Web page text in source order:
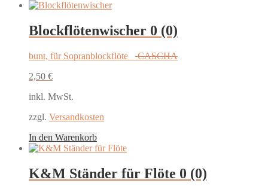
Blockflötenwischer 0 (0)
bunt, für Sopranblockflöte CASCHA
2,50 €
inkl. MwSt.
zzgl. Versandkosten
In den Warenkorb
K&M Ständer für Flöte 0 (0)